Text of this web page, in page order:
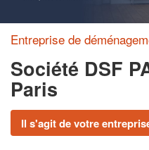
Entreprise de
Société DSF
Paris
Il s'agit de votre